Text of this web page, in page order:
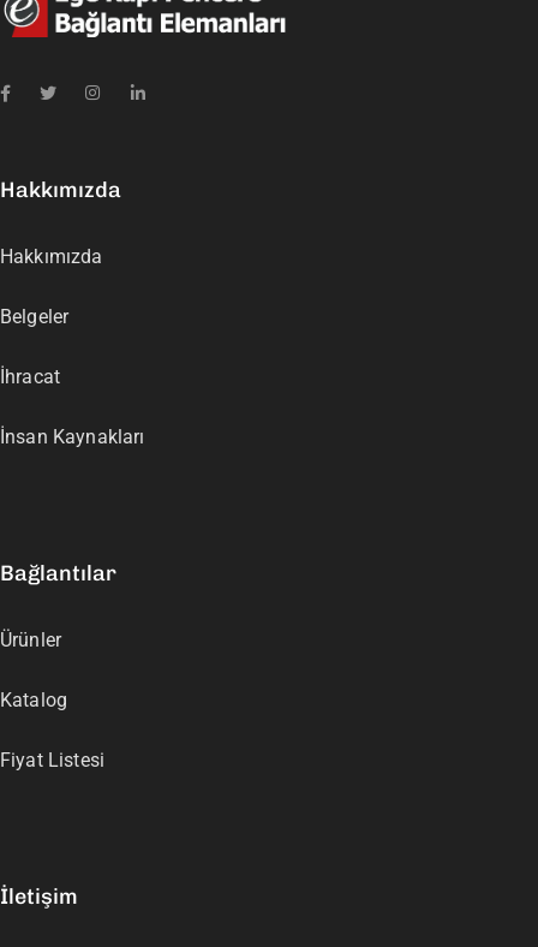
Hakkımızda
Hakkımızda
Belgeler
İhracat
İnsan Kaynakları
Bağlantılar
Ürünler
Katalog
Fiyat Listesi
İletişim